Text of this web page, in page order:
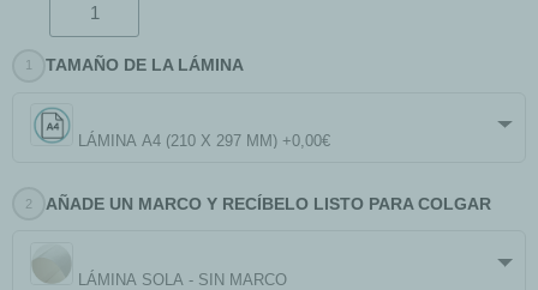
TAMAÑO DE LA LÁMINA
LÁMINA A4 (210 X 297 MM) +0,00€
AÑADE UN MARCO Y RECÍBELO LISTO PARA COLGAR
LÁMINA SOLA - SIN MARCO